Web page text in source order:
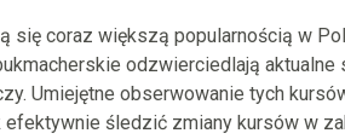
się coraz większą popularnością w
odzwierciedlają
Umiejętne obserwowanie tych
śledzić zmiany kursów w